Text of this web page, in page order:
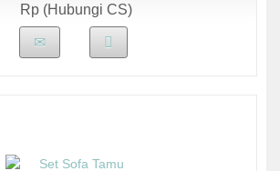
Rp (Hubungi CS)